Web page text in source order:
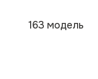
163 модель